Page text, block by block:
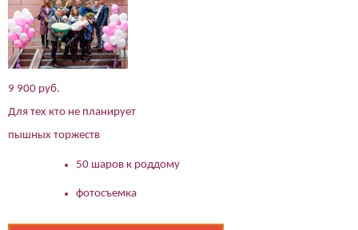
9 900 руб.
Для тех кто не планирует
пышных торжеств
50 шаров к роддому
фотосъемка